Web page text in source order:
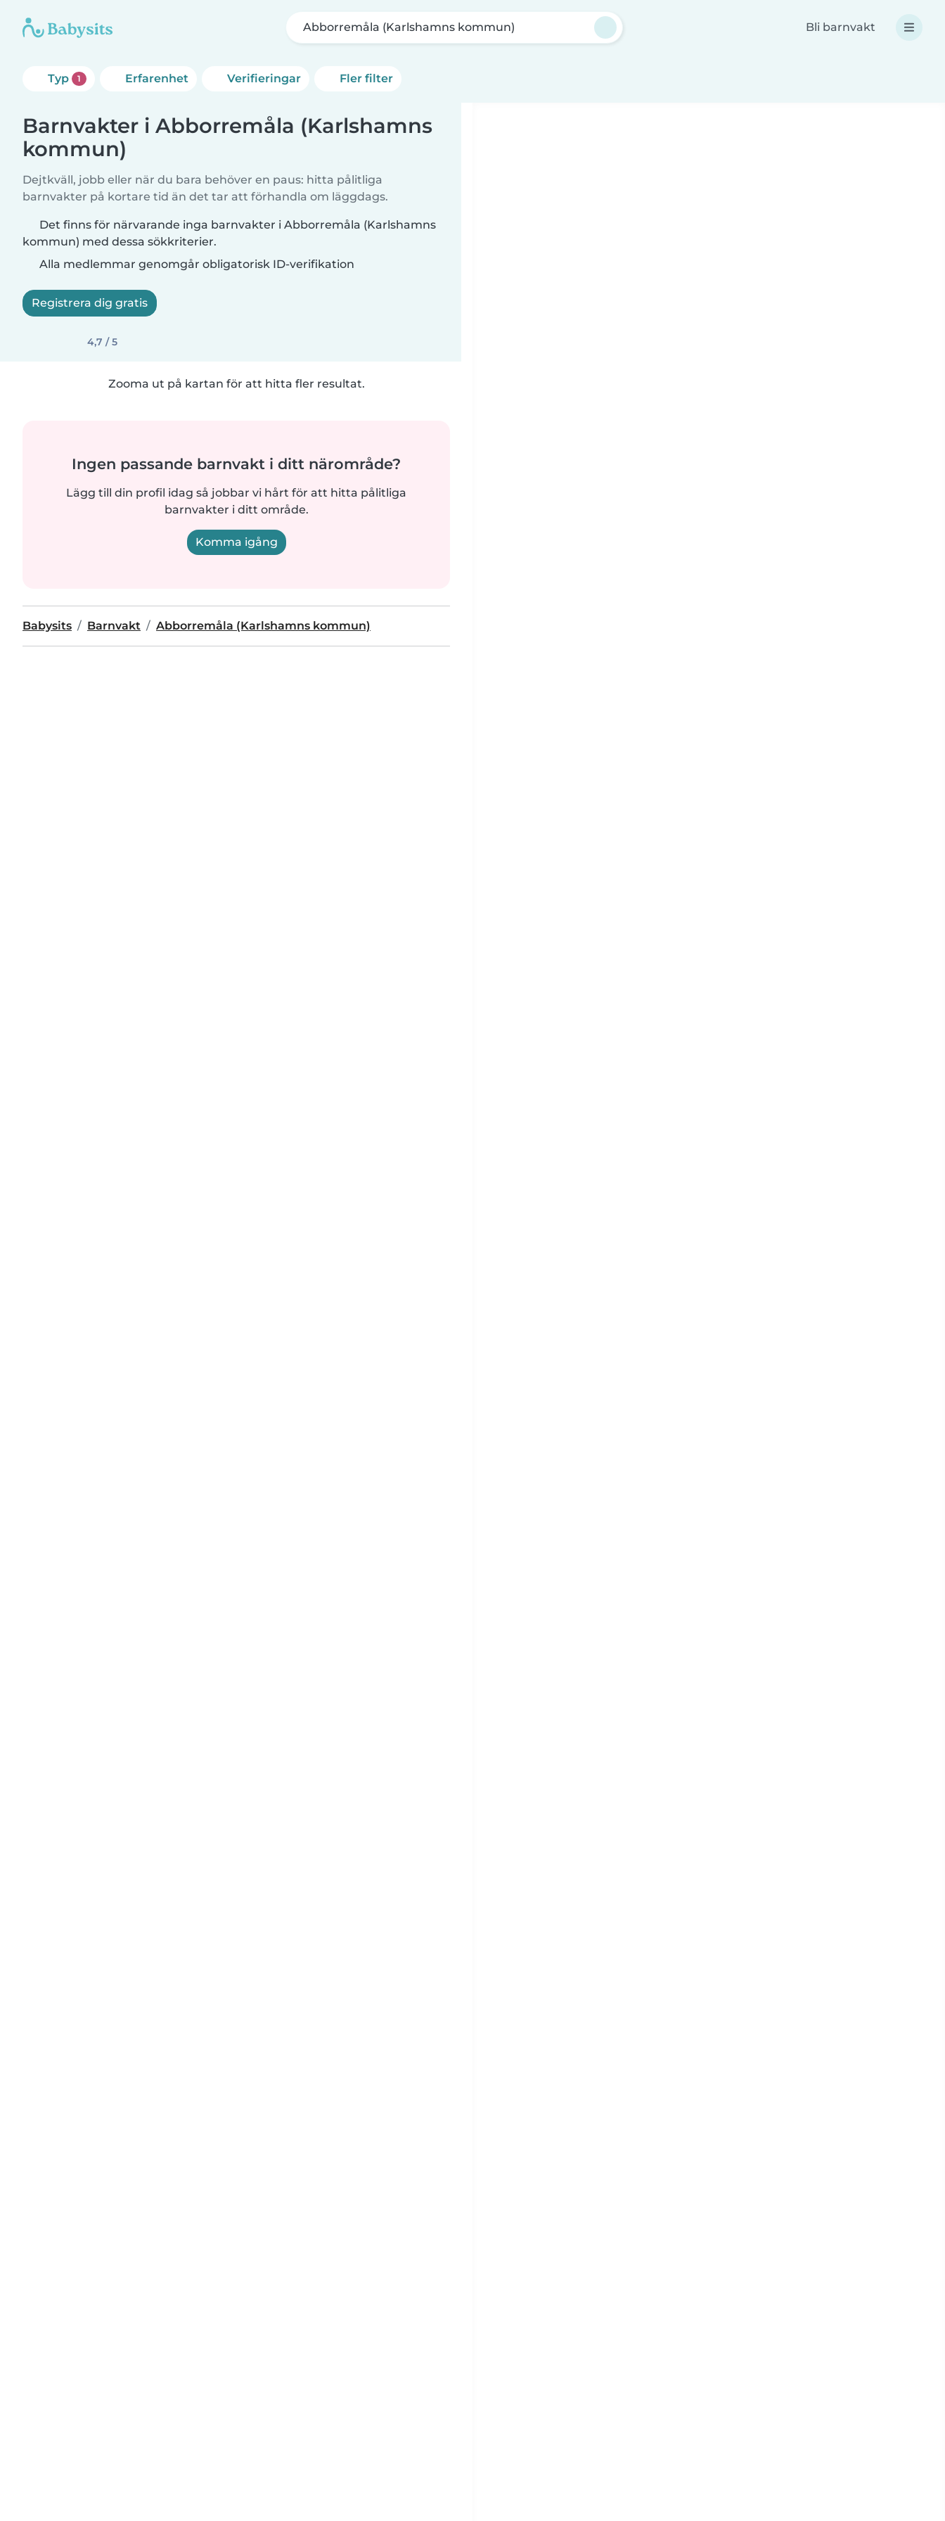
Abborremåla (Karlshamns kommun) Bli barnvakt
Typ 1 Erfarenhet Verifieringar Fler filter
Barnvakter i Abborremåla (Karlshamns
kommun)
Dejtkväll, jobb eller när du bara behöver en paus: hitta pålitliga
barnvakter på kortare tid än det tar att förhandla om läggdags.
Det finns för närvarande inga barnvakter i Abborremåla (Karlshamns
kommun) med dessa sökkriterier.
Alla medlemmar genomgår obligatorisk ID-verifikation
Registrera dig gratis
4,7 / 5
Zooma ut på kartan för att hitta fler resultat.
Ingen passande barnvakt i ditt närområde?
Lägg till din profil idag så jobbar vi hårt för att hitta pålitliga
barnvakter i ditt område.
Komma igång
Babysits Barnvakt Abborremåla (Karlshamns kommun)